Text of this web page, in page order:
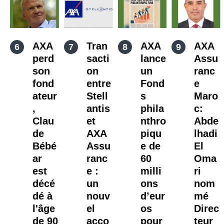
AXA
perd
son
fond
ateur
,
Clau
de
Bébé
ar
est
décé
dé à
l'âge
de 90
Tran
sacti
on
entre
Stell
antis
et
AXA
Assu
ranc
e :
un
nouv
el
acco
AXA
lance
un
Fond
s
phila
nthro
piqu
e de
60
milli
ons
d’eur
os
pour
AXA
Assu
ranc
e
Maro
c:
Abde
lhadi
El
Oma
ri
nom
mé
Direc
teur